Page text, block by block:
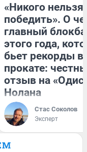
«Никого нельзя
победить». О
главный
этого года,
бьет рекорды в
прокате:
отзыв на
Нолана
Стас Соколов
Эксперт